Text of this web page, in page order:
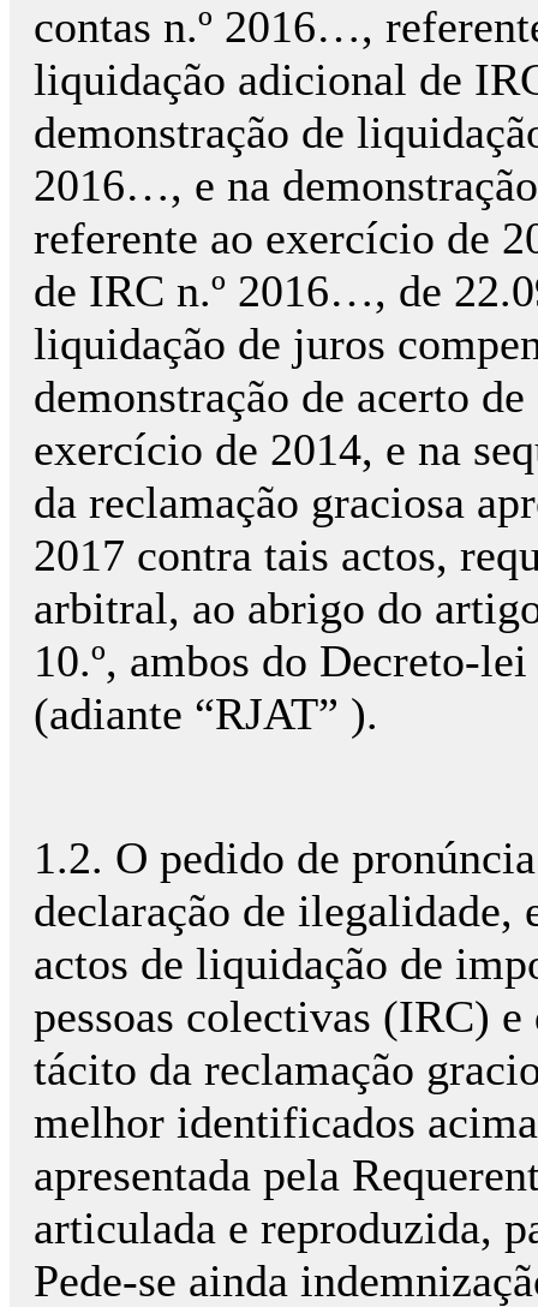
contas n.º 2016…,
liquidação adicional de
demonstração de
2016…, e na
referente ao exercício de
de IRC n.º 2016…, de
liquidação de juros
demonstração de acerto
exercício de 2014, e na
da reclamação graciosa
2017 contra tais actos,
arbitral, ao abrigo do
10.º, ambos do Decreto-
(adiante “RJAT” ).
1.2. O pedido de
declaração de ilegalidade,
actos de liquidação de
pessoas colectivas (IRC)
tácito da reclamação
melhor identificados
apresentada pela
articulada e reproduzida,
Pede-se ainda